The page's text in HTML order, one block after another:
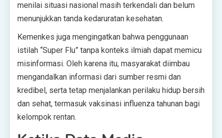
menilai situasi nasional masih terkendali dan belum
menunjukkan tanda kedaruratan kesehatan.
Kemenkes juga mengingatkan bahwa penggunaan
istilah “Super Flu” tanpa konteks ilmiah dapat memicu
misinformasi. Oleh karena itu, masyarakat diimbau
mengandalkan informasi dari sumber resmi dan
kredibel, serta tetap menjalankan perilaku hidup bersih
dan sehat, termasuk vaksinasi influenza tahunan bagi
kelompok rentan.